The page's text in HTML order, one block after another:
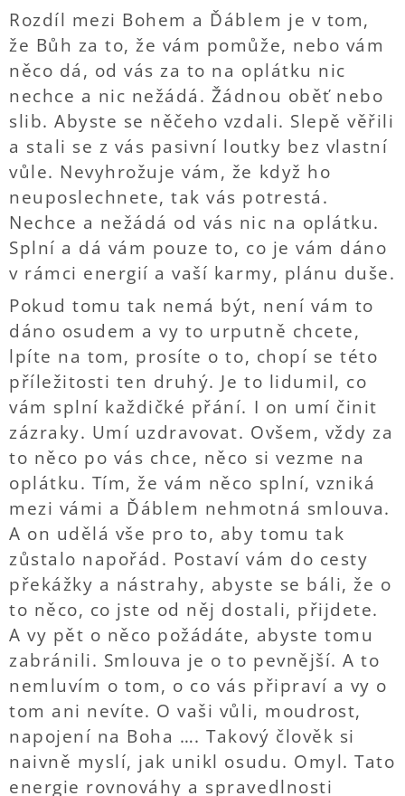
Rozdíl mezi Bohem a Ďáblem je v tom,
že Bůh za to, že vám pomůže, nebo vám
něco dá, od vás za to na oplátku nic
nechce a nic nežádá. Žádnou oběť nebo
slib. Abyste se něčeho vzdali. Slepě věřili
a stali se z vás pasivní loutky bez vlastní
vůle. Nevyhrožuje vám, že když ho
neuposlechnete, tak vás potrestá.
Nechce a nežádá od vás nic na oplátku.
Splní a dá vám pouze to, co je vám dáno
v rámci energií a vaší karmy, plánu duše.
Pokud tomu tak nemá být, není vám to
dáno osudem a vy to urputně chcete,
lpíte na tom, prosíte o to, chopí se této
příležitosti ten druhý. Je to lidumil, co
vám splní každičké přání. I on umí činit
zázraky. Umí uzdravovat. Ovšem, vždy za
to něco po vás chce, něco si vezme na
oplátku. Tím, že vám něco splní, vzniká
mezi vámi a Ďáblem nehmotná smlouva.
A on udělá vše pro to, aby tomu tak
zůstalo napořád. Postaví vám do cesty
překážky a nástrahy, abyste se báli, že o
to něco, co jste od něj dostali, přijdete.
A vy pět o něco požádáte, abyste tomu
zabránili. Smlouva je o to pevnější. A to
nemluvím o tom, o co vás připraví a vy o
tom ani nevíte. O vaši vůli, moudrost,
napojení na Boha …. Takový člověk si
naivně myslí, jak unikl osudu. Omyl. Tato
energie rovnováhy a spravedlnosti